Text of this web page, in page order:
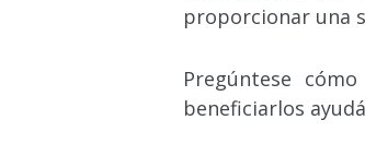
proporcionar una
Pregúntese
beneficiarlos